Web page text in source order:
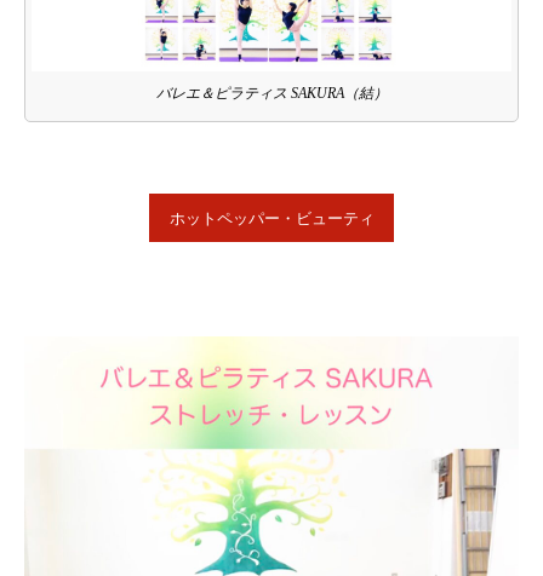
バレエ＆ピラティス SAKURA（結）
ホットペッパー・ビューティ